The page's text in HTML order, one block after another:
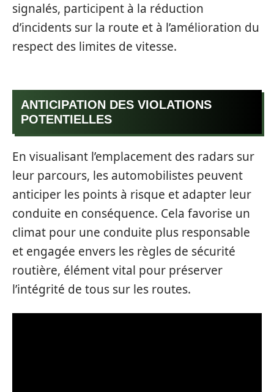
signalés, participent à la réduction
d’incidents sur la route et à l’amélioration du
respect des limites de vitesse.
ANTICIPATION DES VIOLATIONS
POTENTIELLES
En visualisant l’emplacement des radars sur
leur parcours, les automobilistes peuvent
anticiper les points à risque et adapter leur
conduite en conséquence. Cela favorise un
climat pour une conduite plus responsable
et engagée envers les règles de sécurité
routière, élément vital pour préserver
l’intégrité de tous sur les routes.